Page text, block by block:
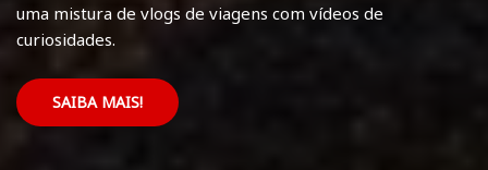
uma mistura de vlogs de viagens com vídeos de
curiosidades.
SAIBA MAIS!